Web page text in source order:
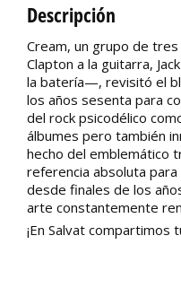
Descripción
Cream, un grupo de
Clapton a la guitarra,
la batería—, revisitó el
los años sesenta para
del rock psicodélico
álbumes pero también
hecho del emblemático
referencia absoluta
desde finales de los
arte constantemente
¡En Salvat compartimos